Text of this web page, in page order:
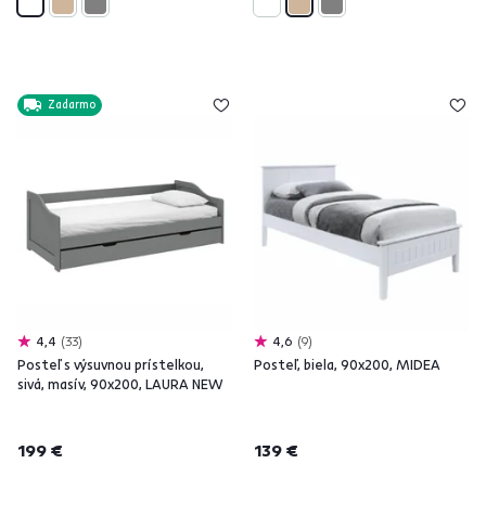
Zadarmo
4,4 33
Posteľ s výsuvnou prístelkou,
sivá, masív, 90x200, LAURA NEW
199 €
4,6 9
Posteľ, biela, 90x200, MIDEA
139 €